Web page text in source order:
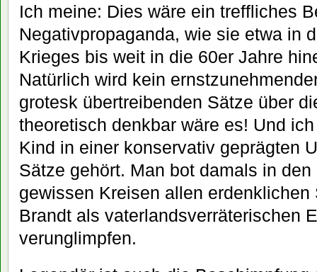
Ich meine: Dies wäre ein treffliches
Negativpropaganda, wie sie etwa in
Krieges bis weit in die 60er Jahre
Natürlich wird kein
grotesk übertreibenden Sätze über
theoretisch denkbar wäre es! Und
Kind in einer konservativ geprägten
Sätze gehört. Man bot damals in
gewissen Kreisen allen
Brandt als vaterlandsverräterischen
verunglimpfen.